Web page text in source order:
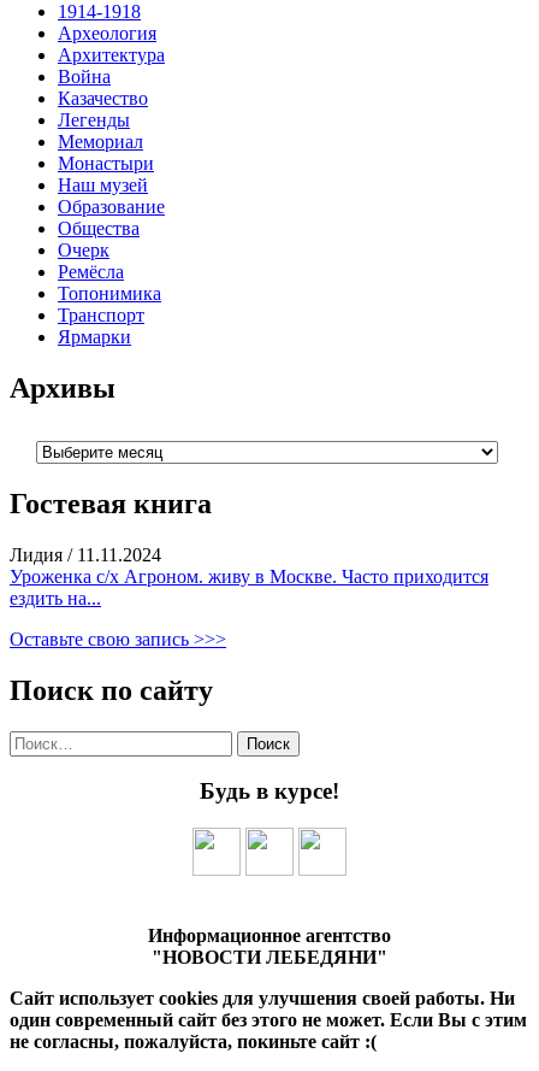
1914-1918
Археология
Архитектура
Война
Казачество
Легенды
Мемориал
Монастыри
Наш музей
Образование
Общества
Очерк
Ремёсла
Топонимика
Транспорт
Ярмарки
Архивы
Архивы
Гостевая книга
Лидия / 11.11.2024
Уроженка с/х Агроном. живу в Москве. Часто приходится
ездить на...
Оставьте свою запись >>>
Поиск по сайту
Найти:
Будь в курсе!
Информационное агентство
"НОВОСТИ ЛЕБЕДЯНИ"
Сайт использует cookies для улучшения своей работы. Ни
один современный сайт без этого не может. Если Вы с этим
не согласны, пожалуйста, покиньте сайт :(